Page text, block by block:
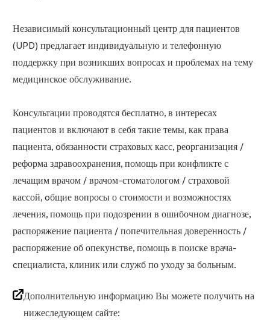
Независимый консультационный центр для пациентов
(UPD) предлагает индивидуальную и телефонную
поддержку при возникших вопросах и проблемах на тему
медицинское обслуживание.
Консультации проводятся бесплатно, в интересах
пациентов и включают в себя такие темы, как права
пациента, oбязанности страховых касс, реорганизация /
реформа здравоохранения, помощь при конфликте с
лечащим врачом / врачом-стоматологом / страховой
кассой, oбщие вопросы о стоимости и возможностях
лечения, помощь при подозрении в ошибочном диагнозе,
распоряжение пациента / попечительная доверенность /
распоряжение об опекунстве, помощь в поиске врача-
cпециалиста, клиник или служб по уходу за больным.
Дополнительную информацию Вы можете получить на
нижеследующем сайте: